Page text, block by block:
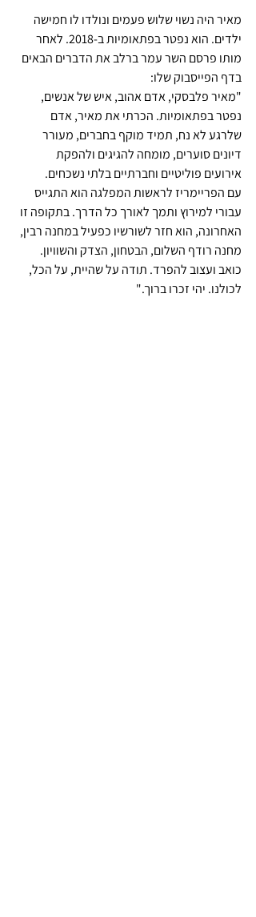
מאיר היה נשוי שלוש פעמים ונולדו לו חמישה
ילדים. הוא נפטר בפתאומיות ב-2018. לאחר
מותו פרסם השר עמר ברלב את הדברים הבאים
בדף הפייסבוק שלו:
"מאיר פלבסקי, אדם אהוב, איש של אנשים,
נפטר בפתאומיות. הכרתי את מאיר, אדם
שלרגע לא נח, תמיד מוקף בחברים, מעורר
דיונים סוערים, מומחה להגיגים ולהפקת
אירועים פוליטיים וחברתיים בלתי נשכחים.
עם הפריימריז לראשות המפלגה הוא התגייס
עבורי למירוץ ותמך לאורך כל הדרך. בתקופה זו
האחרונה, הוא חזר לשורשיו כפעיל במחנה רבין,
מחנה רודף השלום, הבטחון, הצדק והשוויון.
כואב ועצוב להפרד. תודה על שהיית, על הכל,
לכולנו. יהי זכרו ברוך."